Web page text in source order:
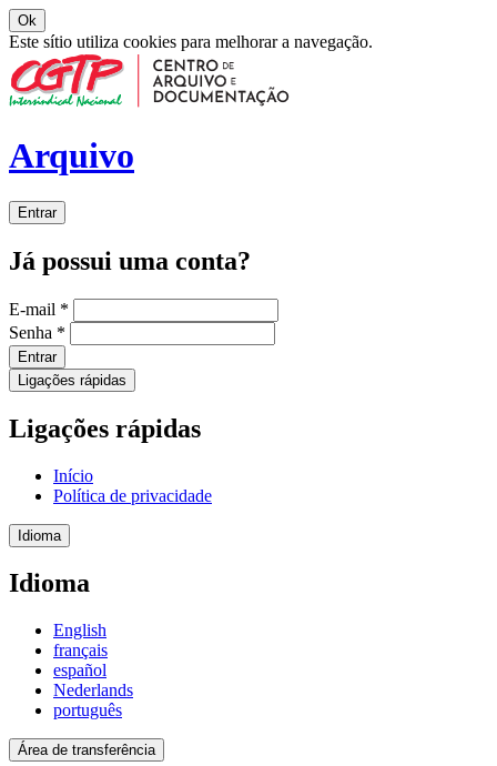
Ok
Este sítio utiliza cookies para melhorar a navegação.
Arquivo
Entrar
Já possui uma conta?
E-mail *
Senha *
Entrar
Ligações rápidas
Ligações rápidas
Início
Política de privacidade
Idioma
Idioma
English
français
español
Nederlands
português
Área de transferência